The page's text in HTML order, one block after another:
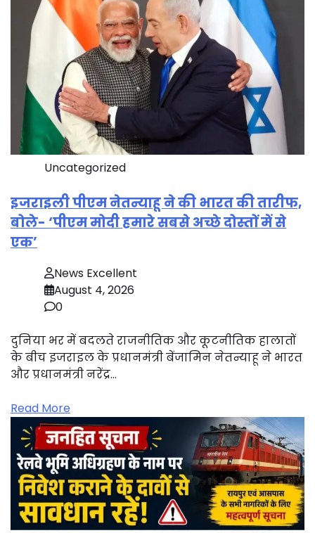
Uncategorized
इजराइली पीएम नेतन्याहू ने की भारत की तारीफ,
बोले- ‘पीएम मोदी हमारे सबसे अच्छे दोस्तों में से
एक’
News Excellent
August 4, 2026
0
दुनिया भर में बदलते राजनीतिक और कूटनीतिक हालातों
के बीच इजराइल के प्रधानमंत्री बेंजामिन नेतन्याहू ने भारत
और प्रधानमंत्री नरेंद्र…
Read More